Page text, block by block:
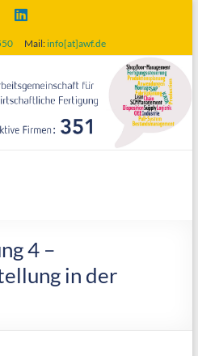
Mail:info[at]awf.de
4 –
in der